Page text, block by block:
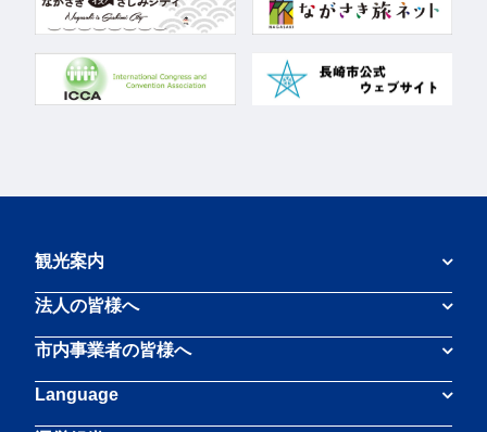
観光案内
法人の皆様へ
市内事業者の皆様へ
Language